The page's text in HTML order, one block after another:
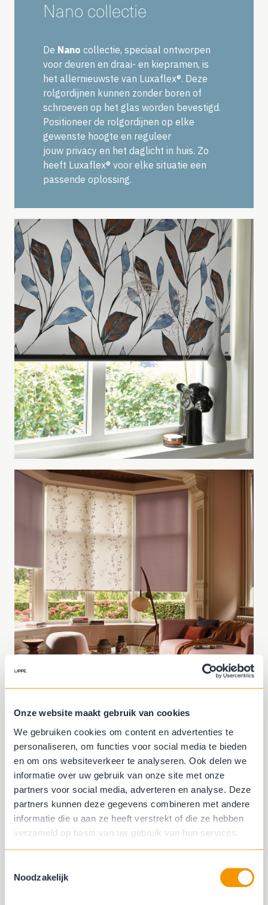
Onze website maakt gebruik van cookies
We gebruiken cookies om content en advertenties te
personaliseren, om functies voor social media te bieden
en om ons websiteverkeer te analyseren. Ook delen we
informatie over uw gebruik van onze site met onze
partners voor social media, adverteren en analyse. Deze
partners kunnen deze gegevens combineren met andere
informatie die u aan ze heeft verstrekt of die ze hebben
verzameld op basis van uw gebruik van hun services.
Noodzakelijk
Nano collectie
De Nano collectie, speciaal ontworpen
voor deuren en draai- en kiepramen, is
het allernieuwste van Luxaflex®. Deze
rolgordijnen kunnen zonder boren of
schroeven op het glas worden bevestigd.
Positioneer de rolgordijnen op elke
gewenste hoogte en reguleer
jouw privacy en het daglicht in huis. Zo
heeft Luxaflex® voor elke situatie een
passende oplossing.
Combineren
Durf jij te combineren?
De gehele collectie is qua kleur heel goed
te combineren met elkaar en met zoveel